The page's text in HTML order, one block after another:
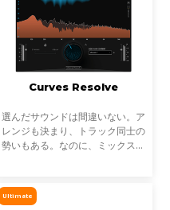
Curves Resolve
選んだサウンドは間違いない。ア
レンジも決まり、トラック同士の
勢いもある。なのに、ミックスが
らです。これが音のマスキングと
言われる現象です。
Ultimate